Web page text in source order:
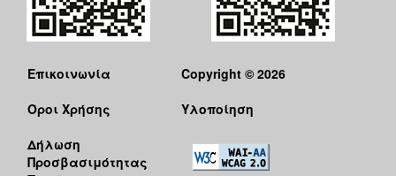
Επικοινωνία
Όροι Χρήσης
Δήλωση
Προσβασιμότητας
Copyright © 2026
Υλοποίηση